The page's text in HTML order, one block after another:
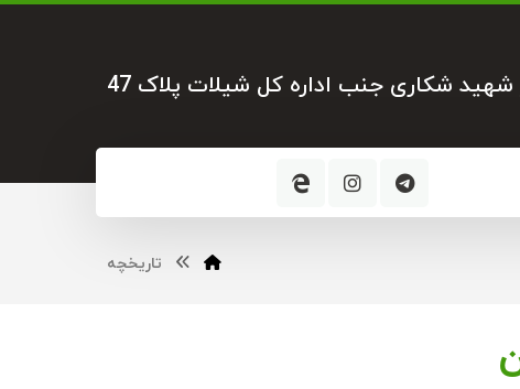
شهید شکاری جنب اداره کل شیلات پلاک 47
تاریخچه